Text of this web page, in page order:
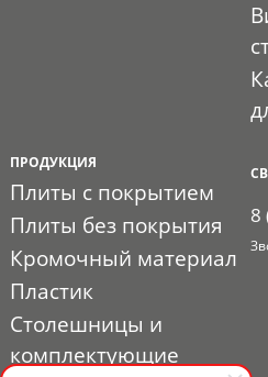
ПРОДУКЦИЯ
Плиты с покрытием
Плиты без покрытия
Кромочный материал
Пластик
Столешницы и
комплектующие
8